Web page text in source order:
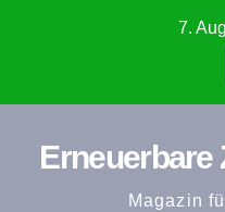
7.
Erneuerbare
Magazin